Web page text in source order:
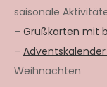
saisonale
– Grußkarten mit
–
Weihnachten